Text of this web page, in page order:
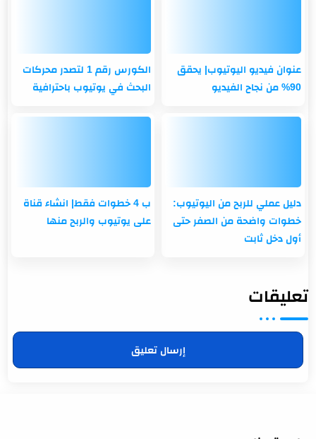
عنوان فيديو اليوتيوب| يحقق
90% من نجاح الفيديو
الكورس رقم 1 لتصدر محركات
البحث في يوتيوب باحترافية
دليل عملي للربح من اليوتيوب:
خطوات واضحة من الصفر حتى
أول دخل ثابت
ب 4 خطوات فقط| انشاء قناة
على يوتيوب والربح منها
تعليقات
إرسال تعليق